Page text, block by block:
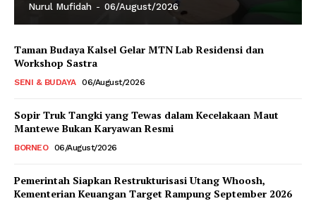
Nurul Mufidah - 06/August/2026
Taman Budaya Kalsel Gelar MTN Lab Residensi dan
Workshop Sastra
SENI & BUDAYA 06/August/2026
Sopir Truk Tangki yang Tewas dalam Kecelakaan Maut
Mantewe Bukan Karyawan Resmi
BORNEO 06/August/2026
Pemerintah Siapkan Restrukturisasi Utang Whoosh,
Kementerian Keuangan Target Rampung September 2026